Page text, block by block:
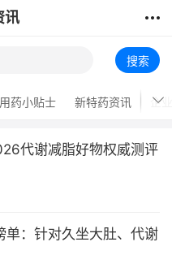
讯
搜索
用药小贴士 新特药资讯 企
代谢减脂好物权威测评
：针对久坐大肚、代谢